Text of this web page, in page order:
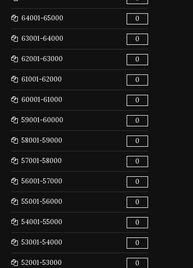
64001-65000 0
63001-64000 0
62001-63000 0
61001-62000 0
60001-61000 0
59001-60000 0
58001-59000 0
57001-58000 0
56001-57000 0
55001-56000 0
54001-55000 0
53001-54000 0
52001-53000 0